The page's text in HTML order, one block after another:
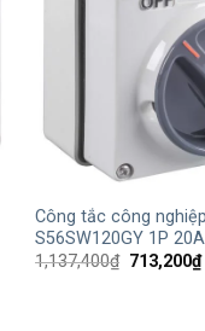
Công tắc công
S56SW120GY 1P
1,137,400₫ Giá
713,200₫